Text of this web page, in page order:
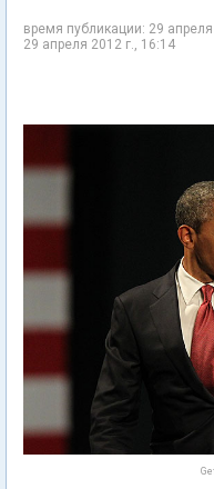
время публикации: 29
29 апреля 2012 г., 16:14